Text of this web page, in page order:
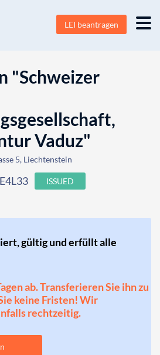
LEI beantragen
"Schweizer
Vaduz"
5, Liechtenstein
ISSUED
gültig und erfüllt alle
ab. Transferieren Sie ihn zu
keine Fristen! Wir
rechtzeitig.